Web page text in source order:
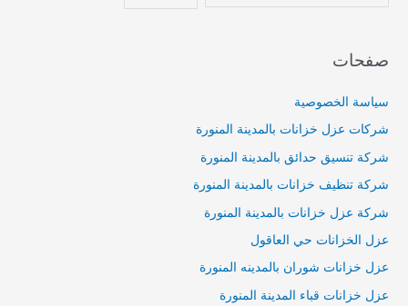
صفحات
سياسة الخصوصية
شركات عزل خزانات بالمدينة المنورة
شركة تنسيق حدائق بالمدينة المنورة
شركة تنظيف خزانات بالمدينة المنورة
شركة عزل خزانات بالمدينة المنورة
عزل الخزانات حي العاقول
عزل خزانات شوران بالمدينه المنورة
عزل خزانات قباء المدينة المنورة